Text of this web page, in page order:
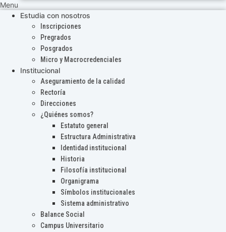
Menu
Estudia con nosotros
Inscripciones
Pregrados
Posgrados
Micro y Macrocredenciales
Institucional
Aseguramiento de la calidad
Rectoría
Direcciones
¿Quiénes somos?
Estatuto general
Estructura Administrativa
Identidad institucional
Historia
Filosofía institucional
Organigrama
Símbolos institucionales
Sistema administrativo
Balance Social
Campus Universitario